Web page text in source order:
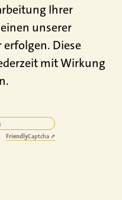
Ihrer
unserer
erfolgen. Diese
mit Wirkung
FriendlyCaptcha ⇗